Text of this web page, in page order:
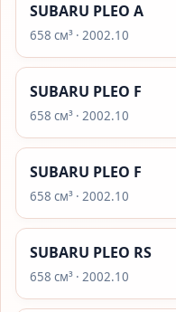
SUBARU PLEO A
658 см³ · 2002.10
SUBARU PLEO F
658 см³ · 2002.10
SUBARU PLEO F
658 см³ · 2002.10
SUBARU PLEO RS
658 см³ · 2002.10